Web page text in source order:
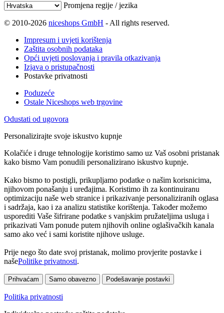
Promjena regije / jezika
© 2010-2026 niceshops GmbH - All rights reserved.
Impresum i uvjeti korištenja
Zaštita osobnih podataka
Opći uvjeti poslovanja i pravila otkazivanja
Izjava o pristupačnosti
Postavke privatnosti
Poduzeće
Ostale Niceshops web trgovine
Odustati od ugovora
Personalizirajte svoje iskustvo kupnje
Kolačiće i druge tehnologije koristimo samo uz Vaš osobni pristanak
kako bismo Vam ponudili personalizirano iskustvo kupnje.
Kako bismo to postigli, prikupljamo podatke o našim korisnicima,
njihovom ponašanju i uređajima. Koristimo ih za kontinuiranu
optimizaciju naše web stranice i prikazivanje personaliziranih oglasa
i sadržaja, kao i za analizu statistike korištenja. Također možemo
usporediti Vaše šifrirane podatke s vanjskim pružateljima usluga i
prikazivati Vam ponude putem njihovih online oglašivačkih kanala
samo ako već i sami koristite njihove usluge.
Prije nego što date svoj pristanak, molimo provjerite postavke i
našePolitike privatnosti.
Prihvaćam Samo obavezno Podešavanje postavki
Politika privatnosti